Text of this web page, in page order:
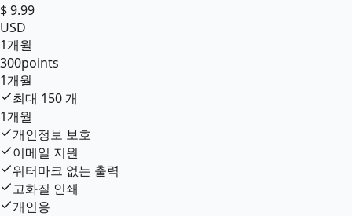
$9.99
USD
1개월
300points
1개월
최대 150 개
1개월
개인정보 보호
이메일 지원
워터마크 없는 출력
고화질 인쇄
개인용